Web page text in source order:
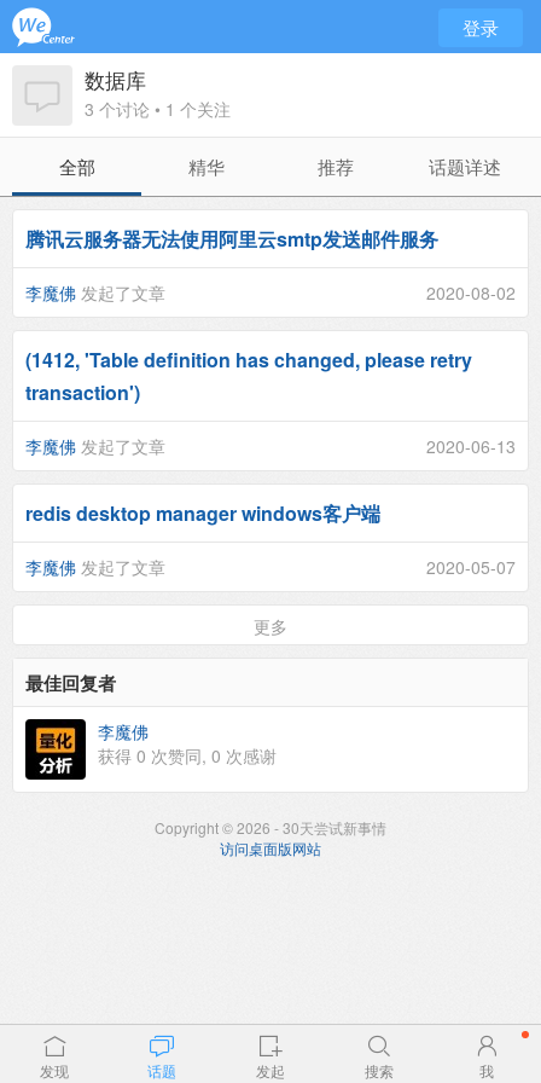
登录
数据库
3 个讨论 • 1 个关注
全部 精华 推荐 话题详述
腾讯云服务器无法使用阿里云smtp发送邮件服务
李魔佛 发起了文章 2020-08-02
(1412, 'Table definition has changed, please retry
transaction')
李魔佛 发起了文章 2020-06-13
redis desktop manager windows客户端
李魔佛 发起了文章 2020-05-07
更多
最佳回复者
李魔佛
获得 0 次赞同, 0 次感谢
Copyright © 2026 - 30天尝试新事情
访问桌面版网站
发现 话题 发起 搜索 我